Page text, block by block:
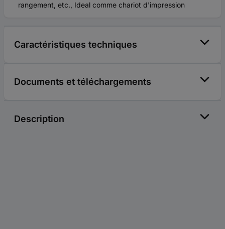
rangement, etc., Ideal comme chariot d'impression
Caractéristiques techniques
Documents et téléchargements
Description